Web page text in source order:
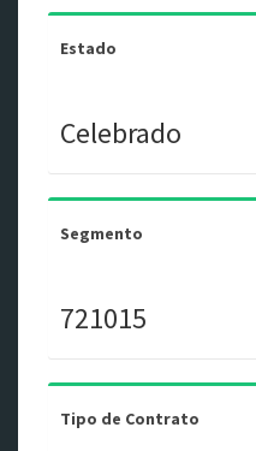
Estado
Celebrado
Segmento
721015
Tipo de Contrato